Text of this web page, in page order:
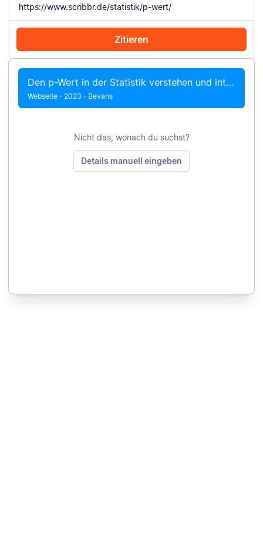
Zitieren
Mit Chrome zitieren Manuell zitieren
Den p-Wert in der Statistik verstehen und interpretieren
Webseite · 2023 · Bevans
Nicht das, wonach du suchst?
Details manuell eingeben